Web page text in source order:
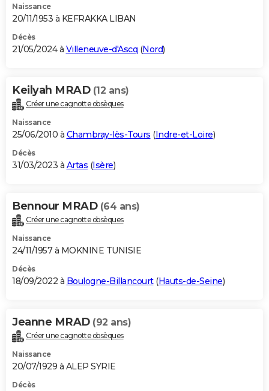
Naissance
20/11/1953 à KEFRAKKA LIBAN
Décès
21/05/2024 à Villeneuve-d'Ascq (Nord)
Keilyah MRAD (12 ans)
Créer une cagnotte obsèques
Naissance
25/06/2010 à Chambray-lès-Tours (Indre-et-Loire)
Décès
31/03/2023 à Artas (Isère)
Bennour MRAD (64 ans)
Créer une cagnotte obsèques
Naissance
24/11/1957 à MOKNINE TUNISIE
Décès
18/09/2022 à Boulogne-Billancourt(Hauts-de-Seine)
Jeanne MRAD (92 ans)
Créer une cagnotte obsèques
Naissance
20/07/1929 à ALEP SYRIE
Décès